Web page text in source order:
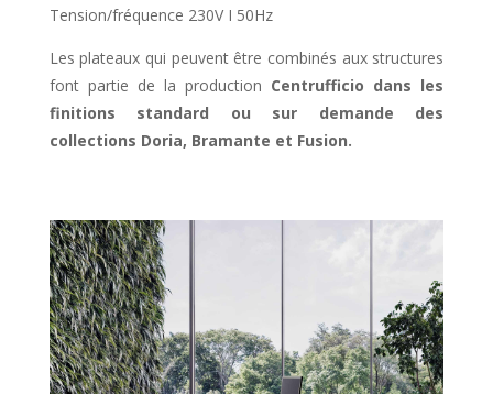
Tension/fréquence 230V I 50Hz
Les plateaux qui peuvent être combinés aux structures
font partie de la production Centrufficio dans les
finitions standard ou sur demande des
collections Doria, Bramante et Fusion.